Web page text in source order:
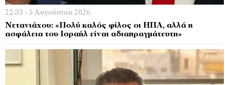
22:33 - 5 Αυγούστου 2026
Νετανιάχου: «Πολύ καλός φίλος οι ΗΠΑ, αλλά η
ασφάλεια του Ισραήλ είναι αδιαπραγμάτευτη»